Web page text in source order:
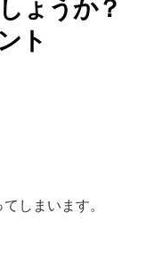
ょうか？
ト
しまいます。